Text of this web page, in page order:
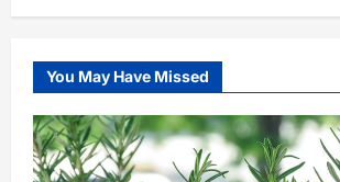
You May Have Missed